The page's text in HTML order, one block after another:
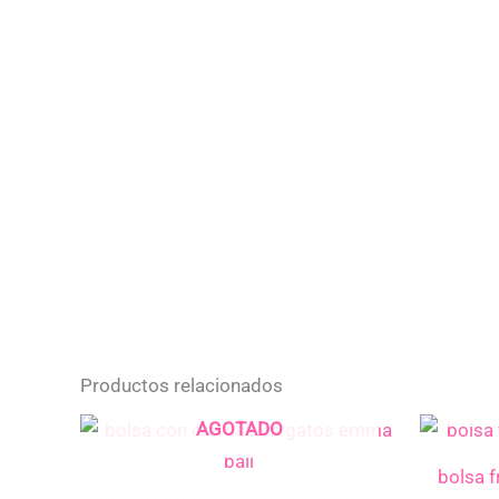
Productos relacionados
AGOTADO
bolsa